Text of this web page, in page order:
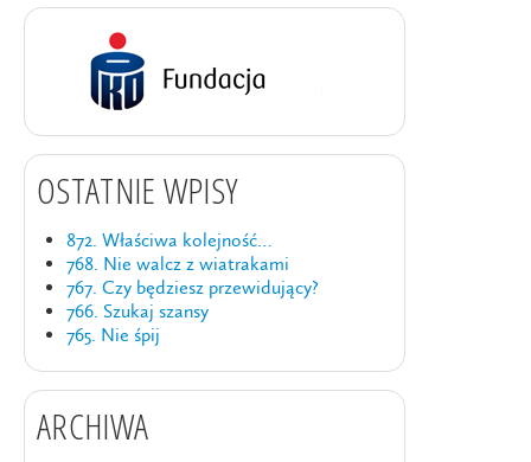
OSTATNIE WPISY
872. Właściwa kolejność…
768. Nie walcz z wiatrakami
767. Czy będziesz przewidujący?
766. Szukaj szansy
765. Nie śpij
ARCHIWA